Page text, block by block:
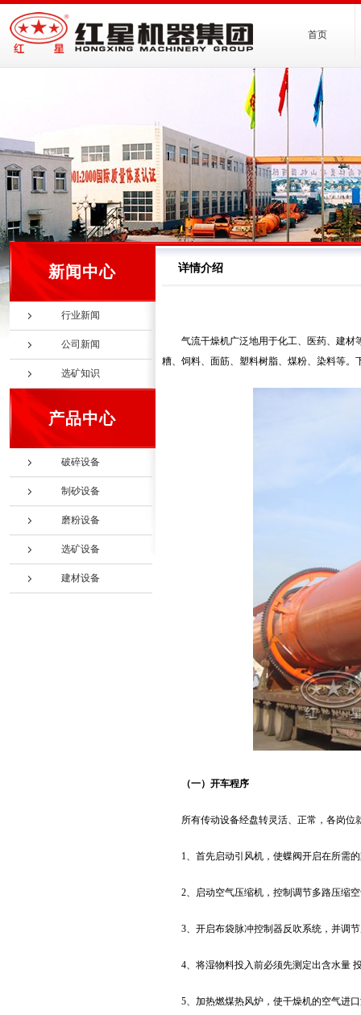
首页
新闻中心
行业新闻
公司新闻
选矿知识
产品中心
破碎设备
制砂设备
磨粉设备
选矿设备
建材设备
详情介绍
气流干燥机广泛地用于化工、医药、建
糟、饲料、面筋、塑料树脂、煤粉、染料等。
（一）开车程序
所有传动设备经盘转灵活、正常，各岗
1、首先启动引风机，使蝶阀开启在所需
2、启动空气压缩机，控制调节多路压缩
3、开启布袋脉冲控制器反吹系统，并调
4、将湿物料投入前必须先测定出含水量
5、加热燃煤热风炉，使干燥机的空气进